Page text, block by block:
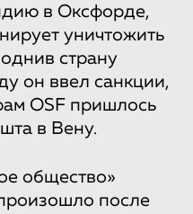
в Оксфорде,
уничтожить
страну
он ввел санкции,
OSF пришлось
в Вену.
общество»
после